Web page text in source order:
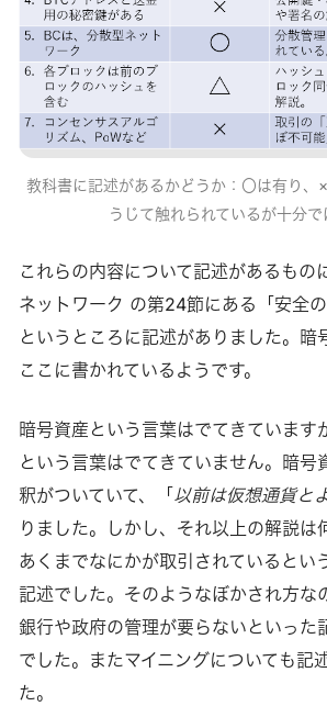
教科書に記述があるかどうか：〇は有り
うじて触れられているが十分で
これらの内容について記述があるもの
ネットワーク の第24節にある「安全の
というところに記述がありました。暗
ここに書かれているようです。
暗号資産という言葉はでてきています
という言葉はでてきていません。暗号
釈がついていて、「 以前は仮想通貨と
りました。しかし、それ以上の解説は
あくまでなにかが取引されているとい
記述でした。そのようなぼかされ方な
銀行や政府の管理が要らないといった
でした。またマイニングについても記
た。